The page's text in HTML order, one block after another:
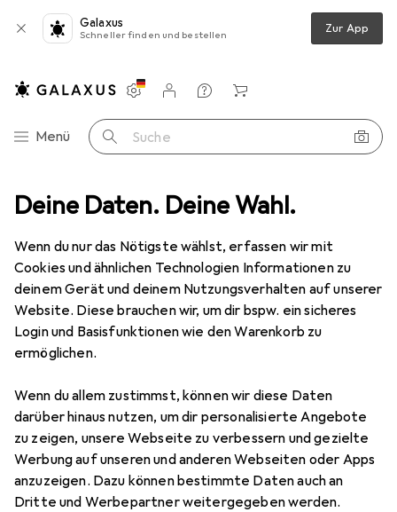
Deine Daten. Deine Wahl.
Wenn du nur das Nötigste wählst, erfassen wir mit
Cookies und ähnlichen Technologien Informationen zu
deinem Gerät und deinem Nutzungsverhalten auf unserer
Website. Diese brauchen wir, um dir bspw. ein sicheres
Login und Basisfunktionen wie den Warenkorb zu
ermöglichen.
Wenn du allem zustimmst, können wir diese Daten
darüber hinaus nutzen, um dir personalisierte Angebote
zu zeigen, unsere Webseite zu verbessern und gezielte
Werbung auf unseren und anderen Webseiten oder Apps
anzuzeigen. Dazu können bestimmte Daten auch an
Dritte und Werbepartner weitergegeben werden.
Galaxus
Schneller finden und bestellen Zur App
Navigation nach Kategorien
Menü Suche
Einstellungen
Kundenkonto
Vergleichslisten
Merklisten
Warenkorb
Zubehör RC Auto Zubehör Tamiya Reifen vorne Mad Fighter
MENGENRABATT
Preis in EUR inkl. MwSt.
EUR
12,59 Spare
Bewertungen